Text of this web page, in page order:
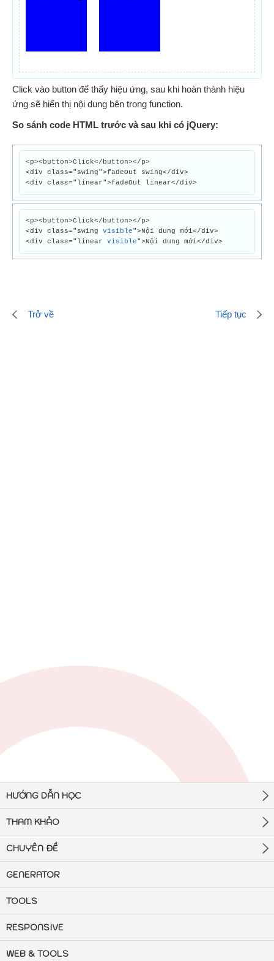
Click vào button để thấy hiệu ứng, sau khi hoàn thành hiệu
ứng sẽ hiển thị nội dung bên trong function.
So sánh code HTML trước và sau khi có jQuery:
<p><button>Click</button></p>
<div class="swing">fadeOut swing</div>
<div class="linear">fadeOut linear</div>
<p><button>Click</button></p>
<div class="swing visible">Nội dung mới</div>
<div class="linear visible">Nội dung mới</div>
Trở về Tiếp tục
HƯỚNG DẪN HỌC
THAM KHẢO
CHUYÊN ĐỀ
GENERATOR
TOOLS
RESPONSIVE
WEB & TOOLS